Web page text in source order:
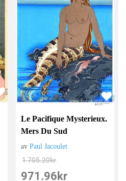
Le Pacifique Mysterieux.
Mers Du Sud
avPaul Jacoulet
1 705.20kr
971.96 kr